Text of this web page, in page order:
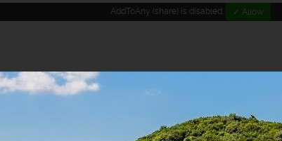
AddToAny (share) is disabled. ✓ Allow